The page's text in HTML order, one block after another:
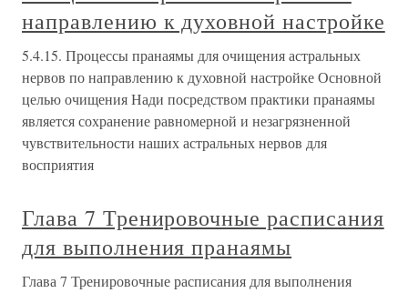
направлению к духовной настройке
5.4.15. Процессы пранаямы для очищения астральных
нервов по направлению к духовной настройке Основной
целью очищения Нади посредством практики пранаямы
является сохранение равномерной и незагрязненной
чувствительности наших астральных нервов для
восприятия
Глава 7 Тренировочные расписания
для выполнения пранаямы
Глава 7 Тренировочные расписания для выполнения